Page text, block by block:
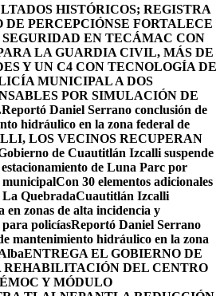
HISTÓRICOS; REGISTRA
DE PERCEPCIÓNSE FORTALECE
EN TECÁMAC CON
LA GUARDIA CIVIL, MÁS DE
Y UN C4 CON TECNOLOGÍA DE
MUNICIPAL A DOS
POR SIMULACIÓN DE
Reportó Daniel Serrano conclusión de
hidráulico en la zona federal de
LOS VECINOS RECUPERAN
de Cuautitlán Izcalli suspende
de Luna Parc por
municipalCon 30 elementos adicionales
La QuebradaCuautitlán Izcalli
zonas de alta incidencia y
policíasReportó Daniel Serrano
mantenimiento hidráulico en la zona
ENTREGA EL GOBIERNO DE
DEL CENTRO
Y MÓDULO